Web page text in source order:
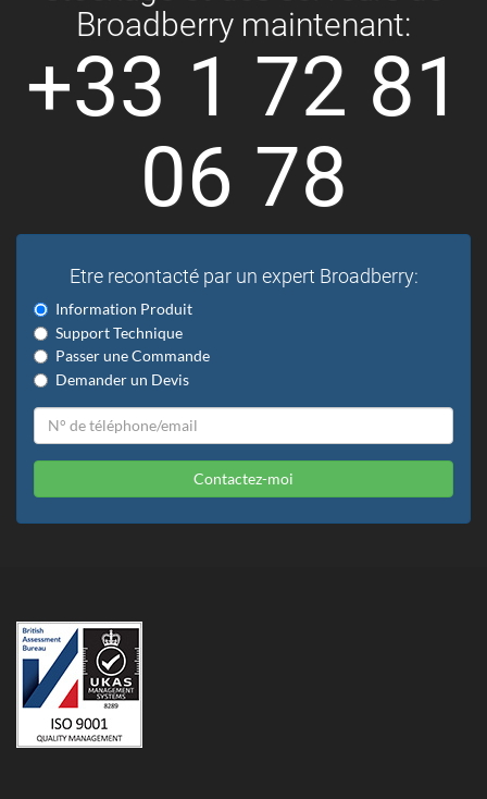
Broadberry maintenant:
+33 1 72 81
06 78
Etre recontacté par un expert Broadberry:
Information Produit
Support Technique
Passer une Commande
Demander un Devis
Contactez-moi